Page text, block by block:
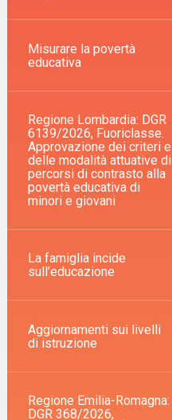
Misurare la povertà
educativa
Regione Lombardia: DGR
6139/2026, Fuoriclasse.
Approvazione dei criteri e
delle modalità attuative di
percorsi di contrasto alla
povertà educativa di
minori e giovani
La famiglia incide
sull’educazione
Aggiornamenti sui livelli
di istruzione
Regione Emilia-Romagna:
DGR 368/2026,